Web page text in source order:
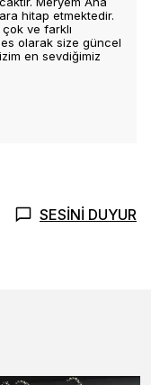
hitap etmektedir.
ve farklı
olarak size güncel
en sevdiğimiz
SESİNİ DUYUR